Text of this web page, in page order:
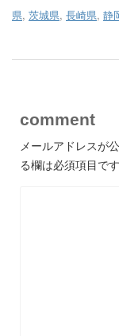
県, 茨城県, 長崎県, 静
comment
メールアドレスが
る欄は必須項目です